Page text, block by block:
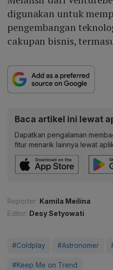
digunakan untuk
pengembangan
cakupan bisnis,
Baca artikel ini lewat
Dapatkan pengalaman
fitur menarik lainnya lewat
Reporter: Kamila Meilina
Editor: Desy Setyowati
#Coldplay #Astronomer
#Keep Me on Trend